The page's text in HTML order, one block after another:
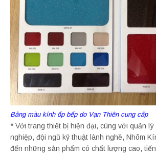
Bảng màu kính ốp bếp do Vạn Thiên cung cấp
* Với trang thiết bị hiện đại, cùng với quản
nghiệp, đội ngũ kỹ thuật lành nghề, Nhôm
đến những sản phẩm có chất lượng cao,